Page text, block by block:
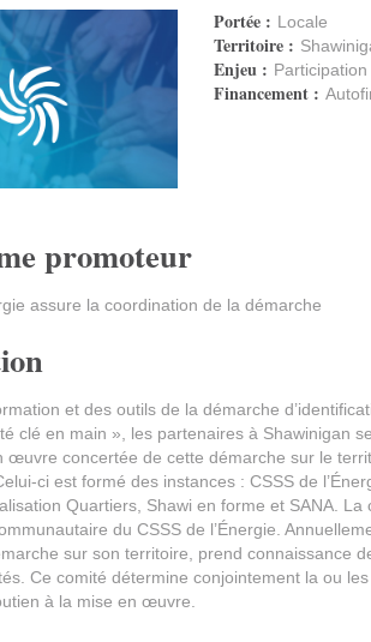
Portée : Locale
Territoire :
Enjeu :
Financement :
promoteur
assure la coordination de la démarche
et des outils de la démarche
clé en main », les partenaires à Shawinigan
œuvre concertée de cette démarche sur le
ci est formé des instances : CSSS de
Quartiers, Shawi en forme et SANA.
du CSSS de l’Énergie.
sur son territoire, prend connaissance
Ce comité détermine conjointement la ou
à la mise en œuvre.